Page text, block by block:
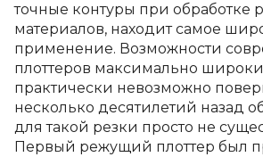
точные контуры при обработке
материалов, находит самое
применение. Возможности
плоттеров максимально
практически невозможно
несколько десятилетий назад
для такой резки просто не
Первый режущий плоттер был